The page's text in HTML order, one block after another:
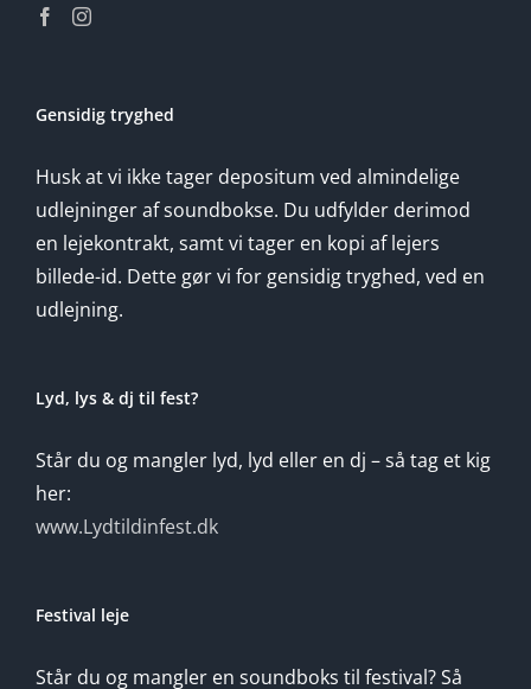
Gensidig tryghed
Husk at vi ikke tager depositum ved almindelige
udlejninger af soundbokse. Du udfylder derimod
en lejekontrakt, samt vi tager en kopi af lejers
billede-id. Dette gør vi for gensidig tryghed, ved en
udlejning.
Lyd, lys & dj til fest?
Står du og mangler lyd, lyd eller en dj – så tag et kig
her:
www.Lydtildinfest.dk
Festival leje
Står du og mangler en soundboks til festival? Så